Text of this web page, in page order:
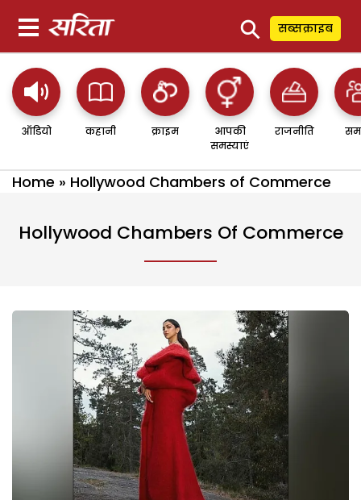
⚲ सब्सक्राइब
ऑडियो कहानी क्राइम
आपकी
समस्याएं
राजनीति
Home » Hollywood Chambers of Commerce
Hollywood Chambers Of Commerce